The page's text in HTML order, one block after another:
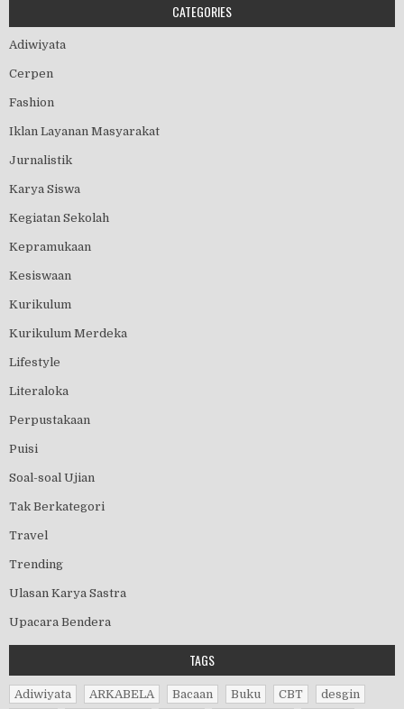
CATEGORIES
Adiwiyata
Cerpen
Fashion
Iklan Layanan Masyarakat
Jurnalistik
Karya Siswa
Kegiatan Sekolah
Kepramukaan
Kesiswaan
Kurikulum
Kurikulum Merdeka
Lifestyle
Literaloka
Perpustakaan
Puisi
Soal-soal Ujian
Tak Berkategori
Travel
Trending
Ulasan Karya Sastra
Upacara Bendera
TAGS
Adiwiyata ARKABELA Bacaan Buku CBT
desgin